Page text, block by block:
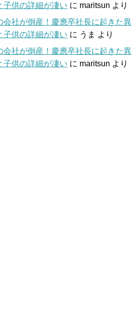
子供の詳細が凄い に maritsun より
会社が倒産！慶應卒社長に起きた異
子供の詳細が凄い に うま より
会社が倒産！慶應卒社長に起きた異
子供の詳細が凄い に maritsun より